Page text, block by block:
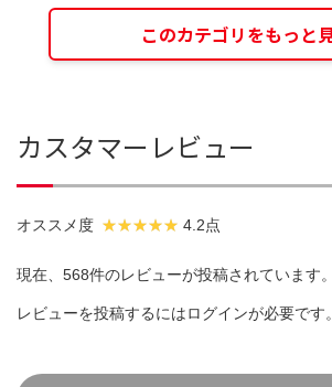
このカテゴリをもっと
カスタマーレビュー
オススメ度 4.2点
現在、568件のレビューが投稿されています。
レビューを投稿するにはログインが必要です。